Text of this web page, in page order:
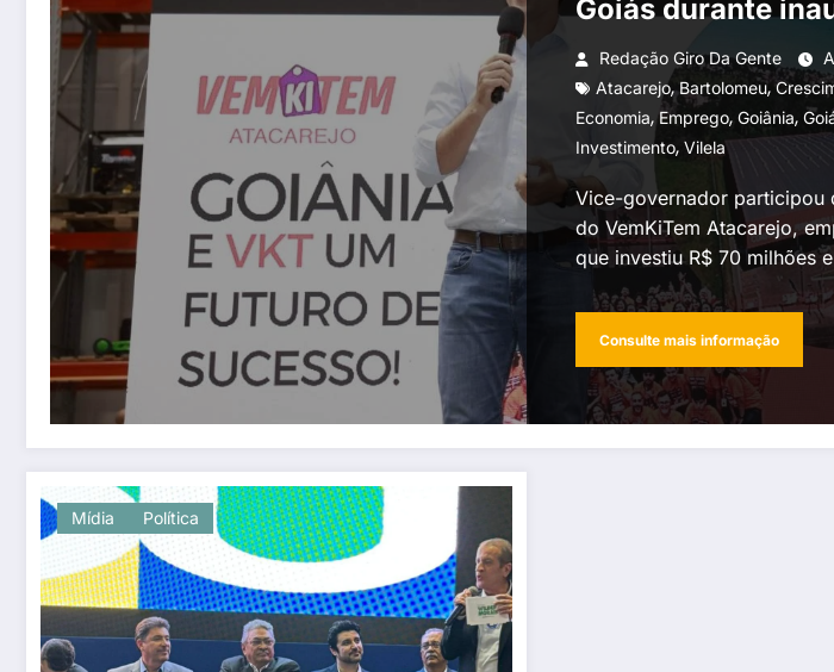
Goiás durante
de atacarejo em
Redação Giro Da Gente
Atacarejo,Bartolomeu,
Economia,Emprego, Goiânia,
Investimento, Vilela
Vice-governador participou
do VemKiTem Atacarejo,
que investiu R$ 70 milhões
Consulte mais informação
Mídia Política